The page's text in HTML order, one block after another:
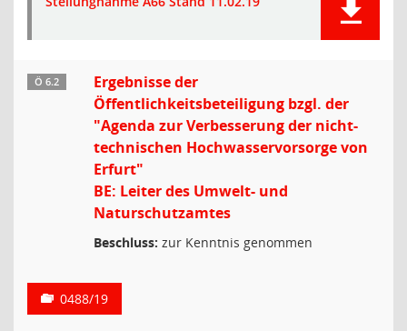
Ö 6.2
Ergebnisse der
Öffentlichkeitsbeteiligung bzgl. der
"Agenda zur Verbesserung der nicht-
technischen Hochwasservorsorge von
Erfurt"
BE: Leiter des Umwelt- und
Naturschutzamtes
Beschluss: zur Kenntnis genommen
0488/19